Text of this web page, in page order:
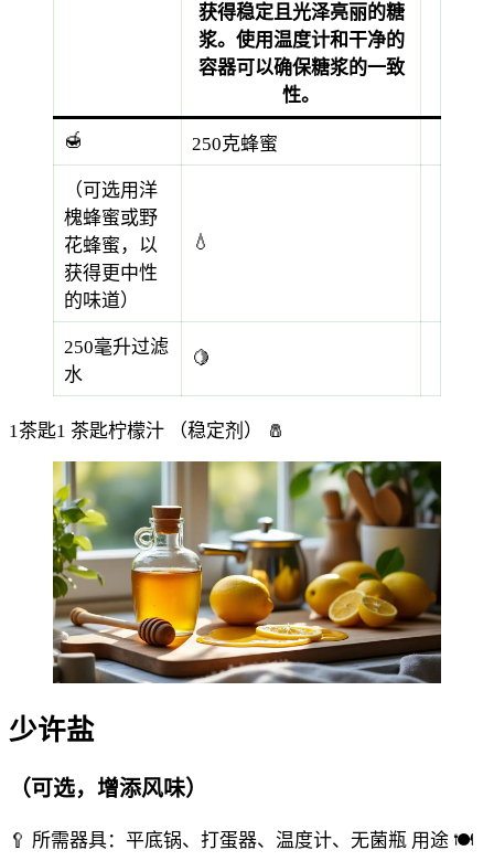
获得稳定且光泽亮丽的糖
浆。使用温度计和干净的
容器可以确保糖浆的一致
性。
🍯 250克蜂蜜
（可选用洋
槐蜂蜜或野
花蜂蜜，以
获得更中性
的味道）
💧
250毫升过滤
水
🍋
1茶匙1 茶匙柠檬汁 （稳定剂） 🧂
少许盐
（可选，增添风味）
🥄 所需器具：平底锅、打蛋器、温度计、无菌瓶 用途 🍽️